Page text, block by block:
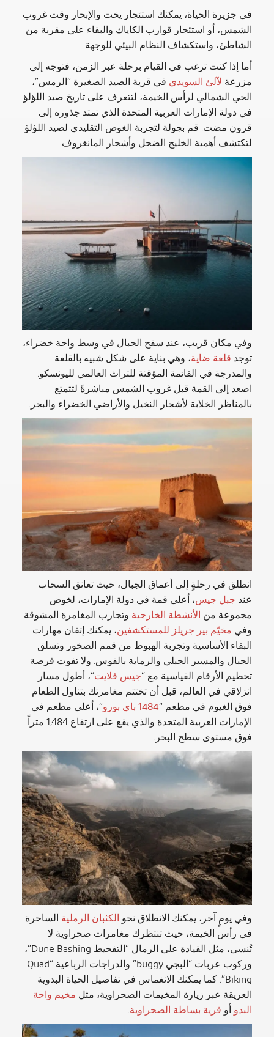
في جزيرة الحياة، يمكنك استئجار يخت والإبحار وقت غروب
الشمس، أو استئجار قوارب الكاياك والبقاء على مقربة من
الشاطئ، واستكشاف النظام البيئي للوجهة.
أما إذا كنت ترغب في القيام برحلة عبر الزمن، فتوجه إلى
مزرعةلآلئ السويديفي قرية الصيد الصغيرة “الرمس”،
الحي الشمالي لرأس الخيمة، لتتعرف على تاريخ صيد اللؤلؤ
في دولة الإمارات العربية المتحدة الذي تمتد جذوره إلى
قرون مضت. قم بجولة لتجربة الغوص التقليدي لصيد اللؤلؤ
لتكتشف أهمية الخليج الضحل وأشجار المانغروف.
وفي مكان قريب، عند سفح الجبال في وسط واحة خضراء،
توجدقلعة ضاية، وهي بناية على شكل شبيه بالقلعة
والمدرجة في القائمة المؤقتة للتراث العالمي لليونسكو.
اصعد إلى القمة قبل غروب الشمس مباشرةً لتتمتع
بالمناظر الخلابة لأشجار النخيل والأراضي الخضراء والبحر.
انطلق في رحلةٍ إلى أعماق الجبال، حيث تعانق السحاب
عندجبل جيس، أعلى قمة في دولة الإمارات، لخوض
مجموعة منالأنشطة الخارجيةوتجارب المغامرة المشوقة.
وفيمخيّم بير جريلز للمستكشفين، يمكنك إتقان مهارات
البقاء الأساسية وتجربة الهبوط من قمم الصخور وتسلق
الجبال والمسير الجبلي والرماية بالقوس. ولا تفوت فرصة
تحطيم الأرقام القياسية مع “جيس فلايت“، أطول مسار
انزلاقي في العالم، قبل أن تختتم مغامرتك بتناول الطعام
فوق الغيوم في مطعم “1484 باي بورو
“، أعلى مطعم في
الإمارات العربية المتحدة والذي يقع على ارتفاع 1,484 متراً
فوق مستوى سطح البحر.
وفي يومٍ آخر، يمكنك الانطلاق نحوالكثبان الرمليةالساحرة
في رأس الخيمة، حيث تنتظرك مغامرات صحراوية لا
تُنسى، مثل القيادة على الرمال “التفحيط Dune Bashing”،
وركوب عربات “البجي buggy” والدراجات الرباعية “Quad
Biking”. كما يمكنك الانغماس في تفاصيل الحياة البدوية
العريقة عبر زيارة المخيمات الصحراوية، مثلمخيم واحة
البدوأوقرية بساطة الصحراوية.